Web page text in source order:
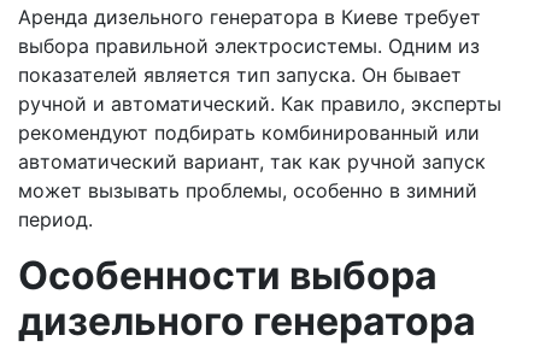
Аренда дизельного генератора в Киеве требует
выбора правильной электросистемы. Одним из
показателей является тип запуска. Он бывает
ручной и автоматический. Как правило, эксперты
рекомендуют подбирать комбинированный или
автоматический вариант, так как ручной запуск
может вызывать проблемы, особенно в зимний
период.
Особенности выбора
дизельного генератора